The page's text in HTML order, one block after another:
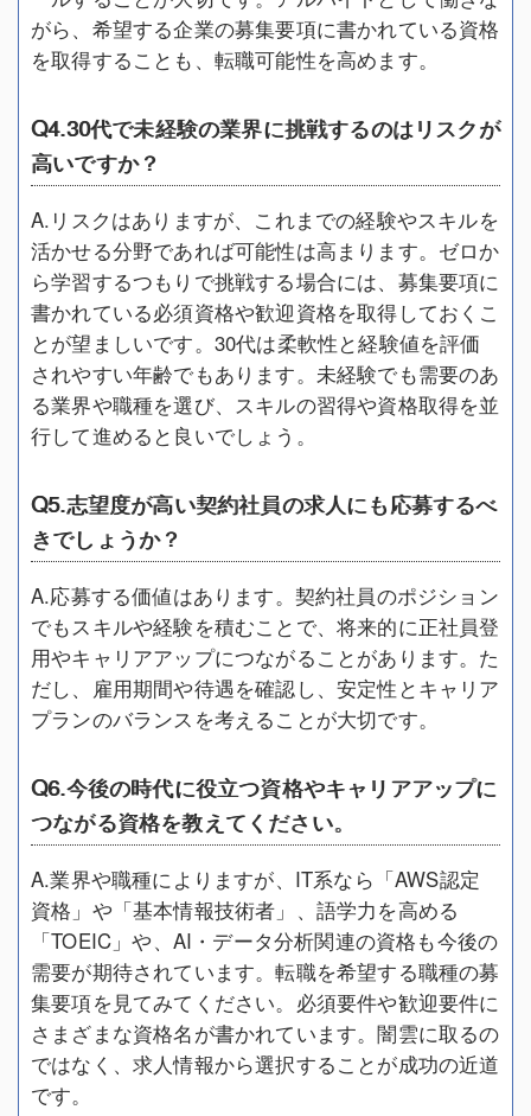
がら、希望する企業の募集要項に書かれている資格
を取得することも、転職可能性を高めます。
Q4.30代で未経験の業界に挑戦するのはリスクが
高いですか？
A.リスクはありますが、これまでの経験やスキルを
活かせる分野であれば可能性は高まります。ゼロか
ら学習するつもりで挑戦する場合には、募集要項に
書かれている必須資格や歓迎資格を取得しておくこ
とが望ましいです。30代は柔軟性と経験値を評価
されやすい年齢でもあります。未経験でも需要のあ
る業界や職種を選び、スキルの習得や資格取得を並
行して進めると良いでしょう。
Q5.志望度が高い契約社員の求人にも応募するべ
きでしょうか？
A.応募する価値はあります。契約社員のポジション
でもスキルや経験を積むことで、将来的に正社員登
用やキャリアアップにつながることがあります。た
だし、雇用期間や待遇を確認し、安定性とキャリア
プランのバランスを考えることが大切です。
Q6.今後の時代に役立つ資格やキャリアアップに
つながる資格を教えてください。
A.業界や職種によりますが、IT系なら「AWS認定
資格」や「基本情報技術者」、語学力を高める
「TOEIC」や、AI・データ分析関連の資格も今後の
需要が期待されています。転職を希望する職種の募
集要項を見てみてください。必須要件や歓迎要件に
さまざまな資格名が書かれています。闇雲に取るの
ではなく、求人情報から選択することが成功の近道
です。